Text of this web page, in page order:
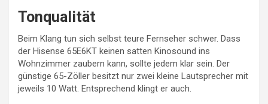
Tonqualität
Beim Klang tun sich selbst teure Fernseher schwer. Dass
der Hisense 65E6KT keinen satten Kinosound ins
Wohnzimmer zaubern kann, sollte jedem klar sein. Der
günstige 65-Zöller besitzt nur zwei kleine Lautsprecher mit
jeweils 10 Watt. Entsprechend klingt er auch.